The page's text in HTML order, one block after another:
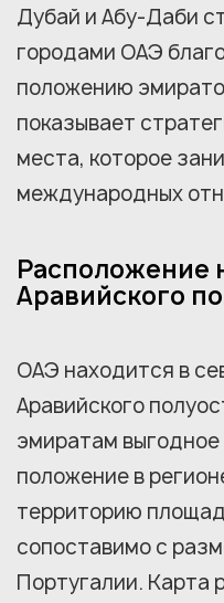
Дубай и Абу-Даби
городами ОАЭ
положению
показывает
места, которое
международных
Расположение
Аравийского
ОАЭ находится в
Аравийского
эмиратам
положение в
территорию
сопоставимо с
Португалии. Карта